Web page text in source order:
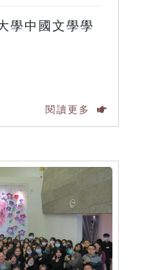
學中國文學學
閱讀更多